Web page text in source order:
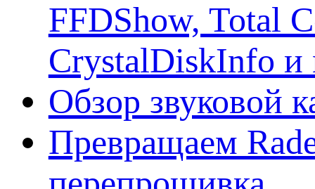
FFDShow, Total
CrystalDiskInfo и
Обзор звуковой
Превращаем